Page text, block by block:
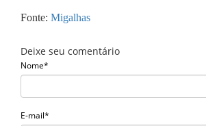
Fonte: Migalhas
Deixe seu comentário
Nome*
E-mail*